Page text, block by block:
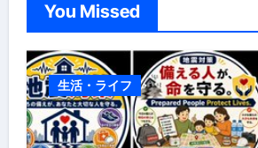
You Missed
生活・ライフ